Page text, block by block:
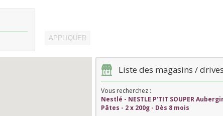
Liste des magasins /
Vous recherchez :
Nestlé - NESTLE P'TIT SOUPER
Pâtes - 2 x 200g - Dès 8 mois